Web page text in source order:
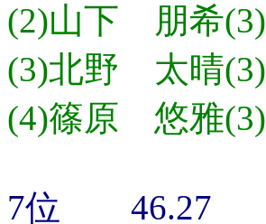
(2)山下 朋希(3)
(3)北野 太晴(3)
(4)篠原 悠雅(3)
7位 46.27